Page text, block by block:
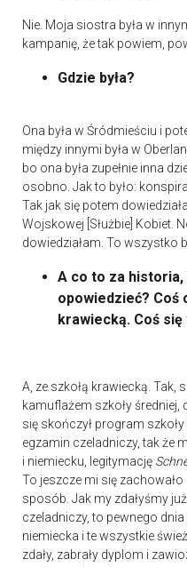
Nie. Moja siostra była w
kampanię, że tak powiem,
Gdzie była?
Ona była w Śródmieściu i
między innymi była w
bo ona była zupełnie inna
osobno. Jak to było:
Tak jak się potem
Wojskowej [Służbie] Kobiet.
dowiedziałam. To wszystko
A co to za historia,
opowiedzieć? Coś
krawiecką. Coś się
A, ze szkołą krawiecką. Tak,
kamuflażem szkoły średniej,
się skończył program
egzamin czeladniczy, tak że
i niemiecku, legitymację
To jeszcze mi się zachowało
sposób. Jak my zdałyśmy
czeladniczy, to pewnego dnia
niemiecka i te wszystkie
zdały, zabrały dyplom i